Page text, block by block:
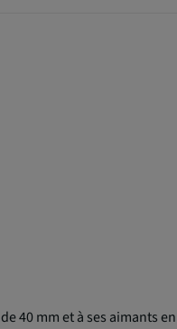
40 mm et à ses aimants